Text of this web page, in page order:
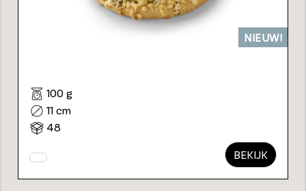
NIEUW!
100 g
11 cm
48
BEKIJK